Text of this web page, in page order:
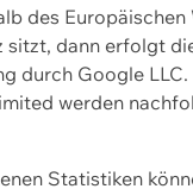
des
sitzt, dann erfolgt
durch Google
werden
Statistiken